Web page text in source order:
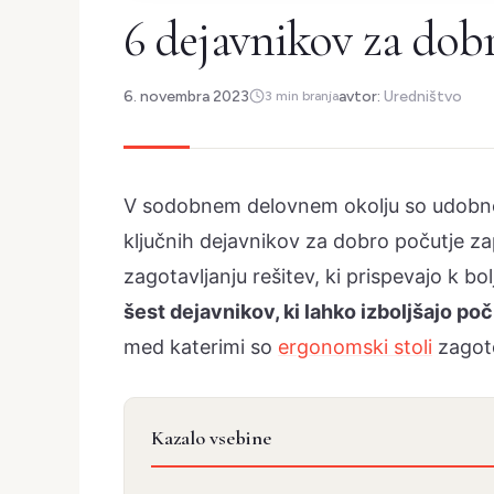
6 dejavnikov za
6. novembra 2023 3 min branjaavtor: Uredništvo
V sodobnem delovnem okolju so
ključnih dejavnikov za dobro počutje
zagotavljanju rešitev, ki prispevajo k
šest dejavnikov, ki lahko izboljšajo
med katerimi so ergonomski stoli
Kazalo vsebine